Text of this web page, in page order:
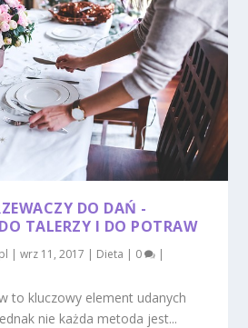
DO DAŃ -
TALERZY I DO POTRAW
|wrz 11, 2017 | Dieta | 0 |
to kluczowy element udanych
nie każda metoda jest...